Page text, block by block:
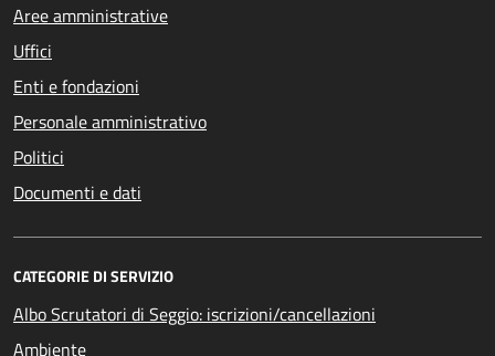
Aree amministrative
Uffici
Enti e fondazioni
Personale amministrativo
Politici
Documenti e dati
CATEGORIE DI SERVIZIO
Albo Scrutatori di Seggio: iscrizioni/cancellazioni
Ambiente